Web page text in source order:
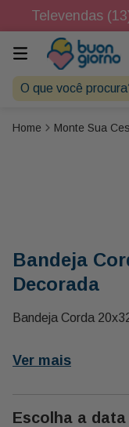
Televendas
O que você procura?
Monte Sua
Bandeja
Decorada
Bandeja Corda
Ver mais
Escolha a